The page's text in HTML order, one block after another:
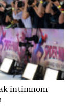
intimnom